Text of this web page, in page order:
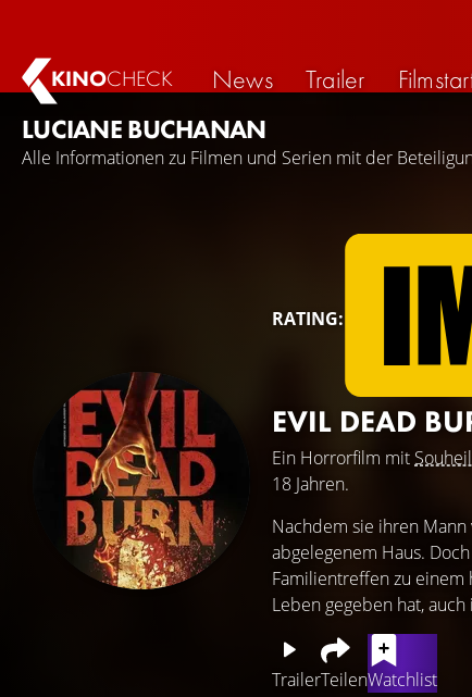
KINOCHECK News Trailer
LUCIANE BUCHANAN
Alle Informationen zu Filmen und Serien mit der
RATING:
EVIL DEAD
Ein Horrorfilm mit
18 Jahren.
TrailerTeilenWatchlist
Nachdem sie ihren
abgelegenem Haus.
Familientreffen zu einem
Leben gegeben hat, auch